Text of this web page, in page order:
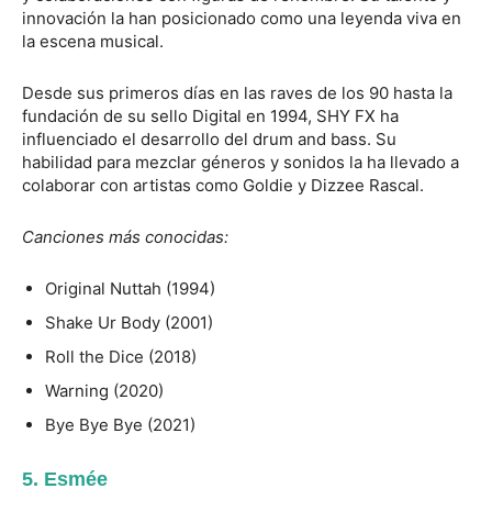
innovación la han posicionado como una leyenda viva en
la escena musical.
Desde sus primeros días en las raves de los 90 hasta la
fundación de su sello Digital en 1994, SHY FX ha
influenciado el desarrollo del drum and bass. Su
habilidad para mezclar géneros y sonidos la ha llevado a
colaborar con artistas como Goldie y Dizzee Rascal.
Canciones más conocidas:
Original Nuttah (1994)
Shake Ur Body (2001)
Roll the Dice (2018)
Warning (2020)
Bye Bye Bye (2021)
5. Esmée